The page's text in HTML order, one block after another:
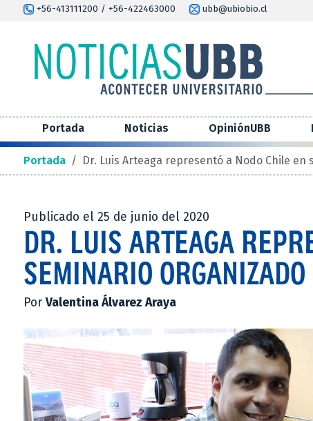
+56-413111200 / +56-422463000 ubb@ubiobio.cl
Portada Noticias OpiniónUBB
Portada / Dr. Luis Arteaga representó a Nodo Chile
Publicado el 25 de junio del 2020
DR. LUIS ARTEAGA
SEMINARIO ORGANIZADO
PorValentina Álvarez Araya